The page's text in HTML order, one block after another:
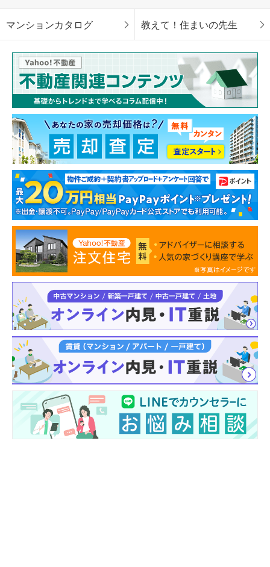
マンションカタログ 教えて！住まいの先生